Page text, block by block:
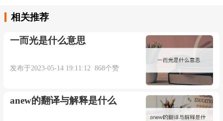
相关推荐
一而光是什么意思
发布于2023-05-14 19:11:12 868个赞
anew的翻译与解释是什么